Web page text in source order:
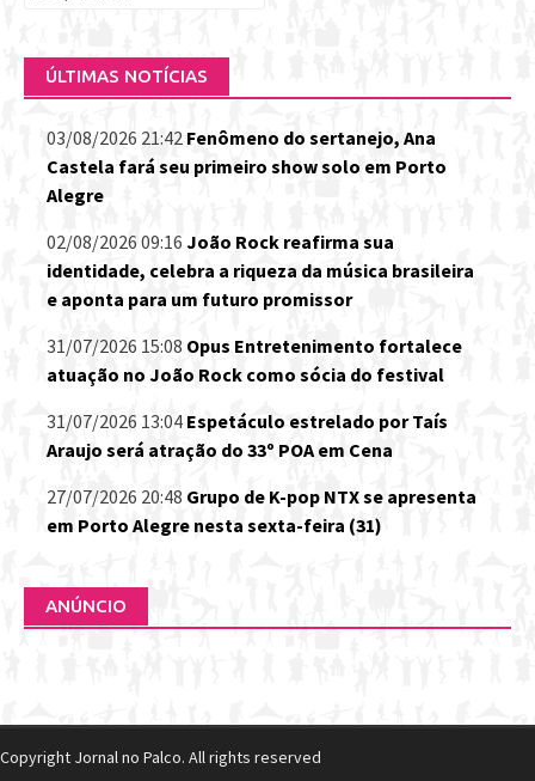
ÚLTIMAS NOTÍCIAS
03/08/2026 21:42 Fenômeno do sertanejo, Ana
Castela fará seu primeiro show solo em Porto
Alegre
02/08/2026 09:16 João Rock reafirma sua
identidade, celebra a riqueza da música brasileira
e aponta para um futuro promissor
31/07/2026 15:08 Opus Entretenimento fortalece
atuação no João Rock como sócia do festival
31/07/2026 13:04 Espetáculo estrelado por Taís
Araujo será atração do 33º POA em Cena
27/07/2026 20:48 Grupo de K-pop NTX se apresenta
em Porto Alegre nesta sexta-feira (31)
ANÚNCIO
Copyright Jornal no Palco. All rights reserved